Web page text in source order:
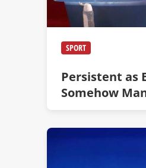
SPORT
Persistent as
Somehow
Photobomb
Bathing